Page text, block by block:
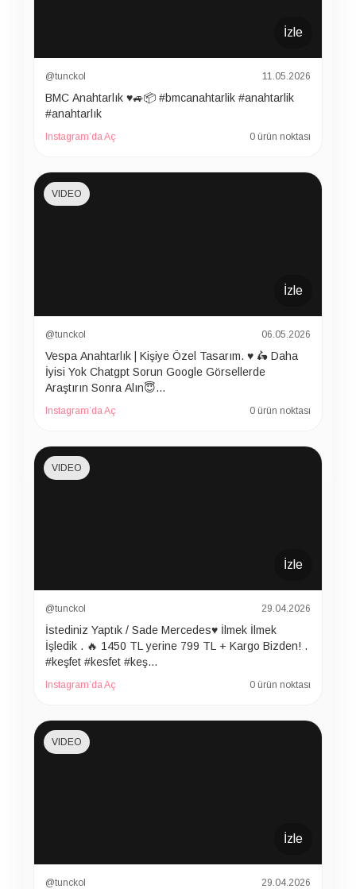
İzle
@tunckol 11.05.2026
BMC Anahtarlık ♥️🚙📦 #bmcanahtarlik #anahtarlik
#anahtarlık
Instagram’da Aç 0 ürün noktası
İzle
VIDEO
@tunckol 06.05.2026
Vespa Anahtarlık | Kişiye Özel Tasarım. ♥️ 🛵 Daha
İyisi Yok Chatgpt Sorun Google Görsellerde
Araştırın Sonra Alın😇…
Instagram’da Aç 0 ürün noktası
İzle
VIDEO
@tunckol 29.04.2026
İstediniz Yaptık / Sade Mercedes♥️ İlmek İlmek
İşledik . 🔥 1450 TL yerine 799 TL + Kargo Bizden! .
#keşfet #kesfet #keş…
Instagram’da Aç 0 ürün noktası
İzle
VIDEO
@tunckol 29.04.2026